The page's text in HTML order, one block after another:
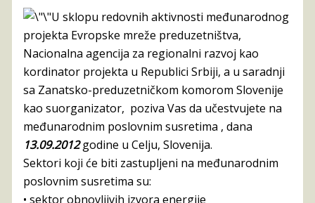
U sklopu redovnih aktivnosti međunarodnog
projekta Evropske mreže preduzetništva,
Nacionalna agencija za regionalni razvoj kao
kordinator projekta u Republici Srbiji, a u saradnji
sa Zanatsko-preduzetničkom komorom Slovenije
kao suorganizator, poziva Vas da učestvujete na
međunarodnim poslovnim susretima , dana
13.09.2012godine u Celju, Slovenija.
Sektori koji će biti zastupljeni na međunarodnim
poslovnim susretima su:
• sektor obnovljivih izvora energije